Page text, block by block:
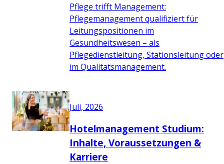
Pflege trifft Management:
Pflegemanagement qualifiziert für
Leitungspositionen im
Gesundheitswesen – als
Pflegedienstleitung, Stationsleitung oder
im Qualitätsmanagement.
Juli, 2026
Hotelmanagement Studium:
Inhalte, Voraussetzungen &
Karriere